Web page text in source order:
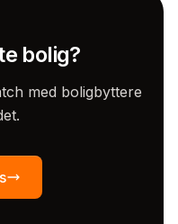
bolig?
med boligbyttere